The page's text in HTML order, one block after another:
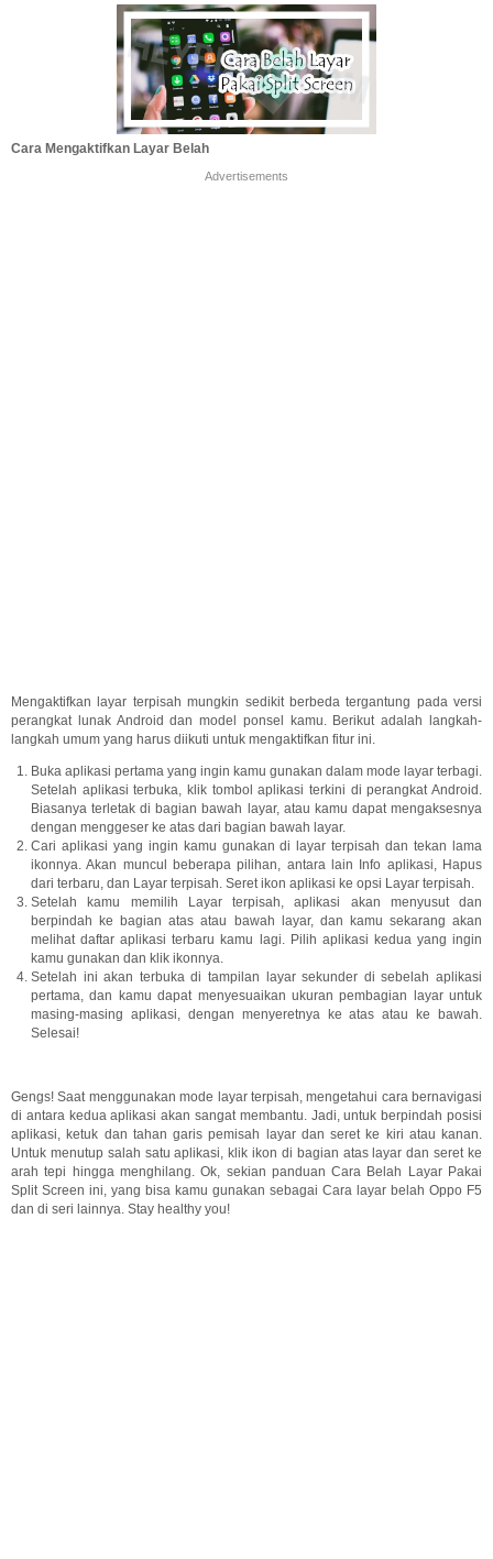
Cara Mengaktifkan Layar Belah
Advertisements
Mengaktifkan layar terpisah mungkin sedikit berbeda tergantung pada versi
perangkat lunak Android dan model ponsel kamu. Berikut adalah langkah-
langkah umum yang harus diikuti untuk mengaktifkan fitur ini.
Buka aplikasi pertama yang ingin kamu gunakan dalam mode layar terbagi.
Setelah aplikasi terbuka, klik tombol aplikasi terkini di perangkat Android.
Biasanya terletak di bagian bawah layar, atau kamu dapat mengaksesnya
dengan menggeser ke atas dari bagian bawah layar.
Cari aplikasi yang ingin kamu gunakan di layar terpisah dan tekan lama
ikonnya. Akan muncul beberapa pilihan, antara lain Info aplikasi, Hapus
dari terbaru, dan Layar terpisah. Seret ikon aplikasi ke opsi Layar terpisah.
Setelah kamu memilih Layar terpisah, aplikasi akan menyusut dan
berpindah ke bagian atas atau bawah layar, dan kamu sekarang akan
melihat daftar aplikasi terbaru kamu lagi. Pilih aplikasi kedua yang ingin
kamu gunakan dan klik ikonnya.
Setelah ini akan terbuka di tampilan layar sekunder di sebelah aplikasi
pertama, dan kamu dapat menyesuaikan ukuran pembagian layar untuk
masing-masing aplikasi, dengan menyeretnya ke atas atau ke bawah.
Selesai!
Gengs! Saat menggunakan mode layar terpisah, mengetahui cara bernavigasi
di antara kedua aplikasi akan sangat membantu. Jadi, untuk berpindah posisi
aplikasi, ketuk dan tahan garis pemisah layar dan seret ke kiri atau kanan.
Untuk menutup salah satu aplikasi, klik ikon di bagian atas layar dan seret ke
arah tepi hingga menghilang. Ok, sekian panduan Cara Belah Layar Pakai
Split Screen ini, yang bisa kamu gunakan sebagai Cara layar belah Oppo F5
dan di seri lainnya. Stay healthy you!